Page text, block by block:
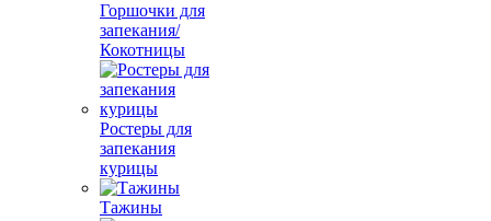
Горшочки для
запекания/
Кокотницы
Ростеры для
запекания
курицы
Тажины